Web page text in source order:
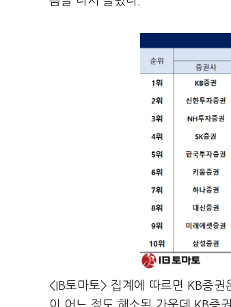
<IB토마토> 집계에 따르면 KB증